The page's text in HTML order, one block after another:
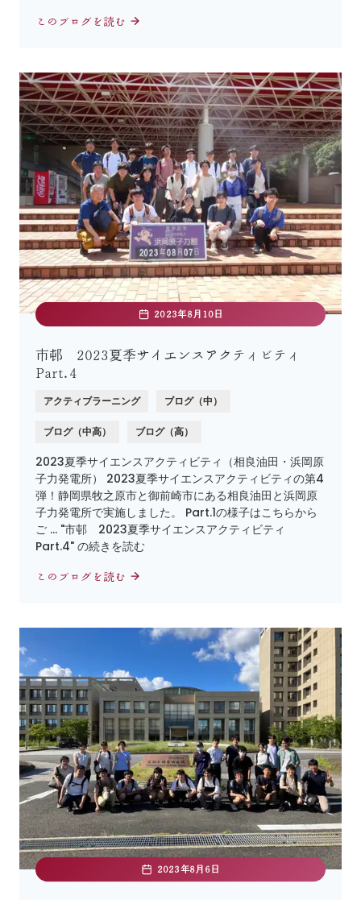
このブログを読む
2023年8月10日
市邨 2023夏季サイエンスアクティビティ
Part.4
アクティブラーニング ブログ（中）
ブログ（中高） ブログ（高）
2023夏季サイエンスアクティビティ（相良油田・浜岡原
子力発電所） 2023夏季サイエンスアクティビティの第4
弾！静岡県牧之原市と御前崎市にある相良油田と浜岡原
子力発電所で実施しました。 Part.1の様子はこちらから
ご … "市邨 2023夏季サイエンスアクティビティ
Part.4" の続きを読む
このブログを読む
2023年8月6日